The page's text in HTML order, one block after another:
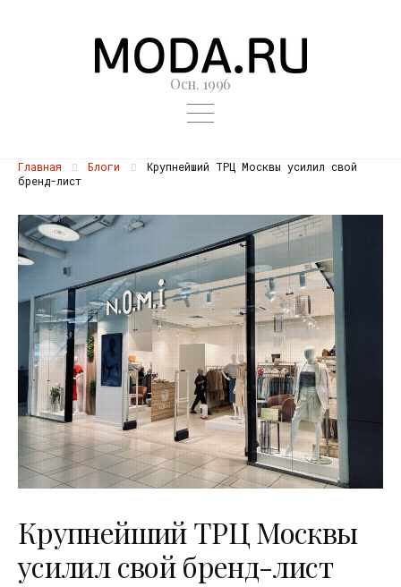
Осн. 1996
Главная Блоги
Крупнейший ТРЦ Москвы усилил свой
бренд-лист
Крупнейший ТРЦ Москвы
усилил свой бренд-лист